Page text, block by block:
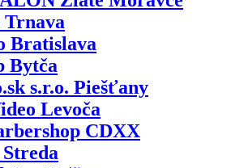
Trnava
Bratislava
Bytča
s.r.o. Piešťany
Levoča
CDXX